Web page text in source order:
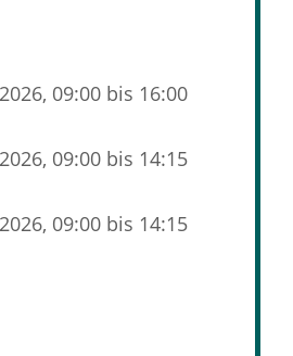
09:00 bis 16:00
09:00 bis 14:15
09:00 bis 14:15